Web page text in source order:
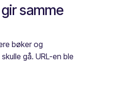
samme
bøker og
gå. URL-en ble